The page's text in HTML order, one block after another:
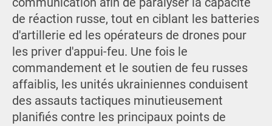
de réaction russe, tout en ciblant les batteries
d'artillerie ed les opérateurs de drones pour
les priver d'appui-feu. Une fois le
commandement et le soutien de feu russes
affaiblis, les unités ukrainiennes conduisent
des assauts tactiques minutieusement
planifiés contre les principaux points de